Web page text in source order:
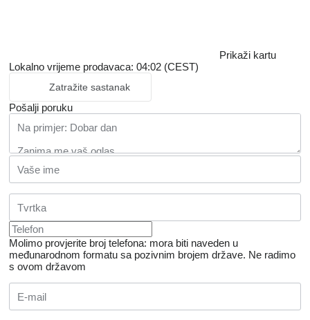
Prikaži kartu
Lokalno vrijeme prodavaca: 04:02 (CEST)
Zatražite sastanak
Pošalji poruku
Molimo provjerite broj telefona: mora biti naveden u
međunarodnom formatu sa pozivnim brojem države. Ne radimo
s ovom državom